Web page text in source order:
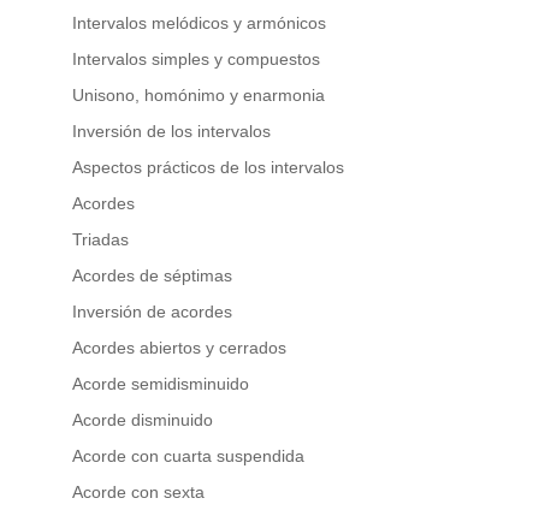
Intervalos melódicos y armónicos
Intervalos simples y compuestos
Unisono, homónimo y enarmonia
Inversión de los intervalos
Aspectos prácticos de los intervalos
Acordes
Triadas
Acordes de séptimas
Inversión de acordes
Acordes abiertos y cerrados
Acorde semidisminuido
Acorde disminuido
Acorde con cuarta suspendida
Acorde con sexta